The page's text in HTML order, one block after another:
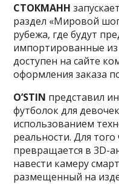
СТОКМАНН
раздел «Мировой
рубежа, где будут
импортированные из
доступен на сайте
оформления заказа
O’STIN представил
футболок для
использованием
реальности. Для
превращается в 3D-
навести камеру
размещенный на